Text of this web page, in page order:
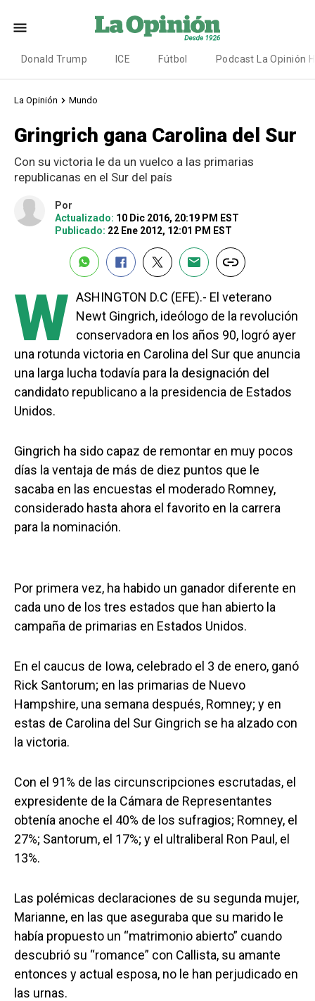
Donald Trump ICE Fútbol Podcast La Opinión
La Opinión Mundo
Gringrich gana Carolina del Sur
Con su victoria le da un vuelco a las primarias
republicanas en el Sur del país
Por
Actualizado: 10 Dic 2016, 20:19 PM EST
Publicado: 22 Ene 2012, 12:01 PM EST
W ASHINGTON D.C (EFE).- El veterano
Newt Gingrich, ideólogo de la revolución
conservadora en los años 90, logró ayer
una rotunda victoria en Carolina del Sur que anuncia
una larga lucha todavía para la designación del
candidato republicano a la presidencia de Estados
Unidos.
Gingrich ha sido capaz de remontar en muy pocos
días la ventaja de más de diez puntos que le
sacaba en las encuestas el moderado Romney,
considerado hasta ahora el favorito en la carrera
para la nominación.
Por primera vez, ha habido un ganador diferente en
cada uno de los tres estados que han abierto la
campaña de primarias en Estados Unidos.
En el caucus de Iowa, celebrado el 3 de enero, ganó
Rick Santorum; en las primarias de Nuevo
Hampshire, una semana después, Romney; y en
estas de Carolina del Sur Gingrich se ha alzado con
la victoria.
Con el 91% de las circunscripciones escrutadas, el
expresidente de la Cámara de Representantes
obtenía anoche el 40% de los sufragios; Romney, el
27%; Santorum, el 17%; y el ultraliberal Ron Paul, el
13%.
Las polémicas declaraciones de su segunda mujer,
Marianne, en las que aseguraba que su marido le
había propuesto un “matrimonio abierto” cuando
descubrió su “romance” con Callista, su amante
entonces y actual esposa, no le han perjudicado en
las urnas.